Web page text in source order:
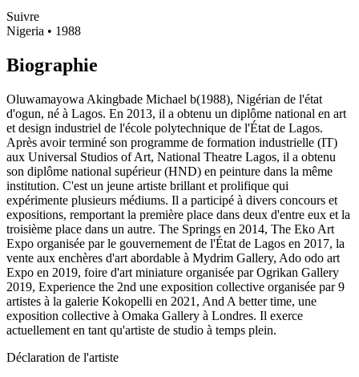
Suivre
Nigeria • 1988
Biographie
Oluwamayowa Akingbade Michael b(1988), Nigérian de l'état
d'ogun, né à Lagos. En 2013, il a obtenu un diplôme national en art
et design industriel de l'école polytechnique de l'État de Lagos.
Après avoir terminé son programme de formation industrielle (IT)
aux Universal Studios of Art, National Theatre Lagos, il a obtenu
son diplôme national supérieur (HND) en peinture dans la même
institution. C'est un jeune artiste brillant et prolifique qui
expérimente plusieurs médiums. Il a participé à divers concours et
expositions, remportant la première place dans deux d'entre eux et la
troisième place dans un autre. The Springs en 2014, The Eko Art
Expo organisée par le gouvernement de l'État de Lagos en 2017, la
vente aux enchères d'art abordable à Mydrim Gallery, Ado odo art
Expo en 2019, foire d'art miniature organisée par Ogrikan Gallery
2019, Experience the 2nd une exposition collective organisée par 9
artistes à la galerie Kokopelli en 2021, And A better time, une
exposition collective à Omaka Gallery à Londres. Il exerce
actuellement en tant qu'artiste de studio à temps plein.
Déclaration de l'artiste